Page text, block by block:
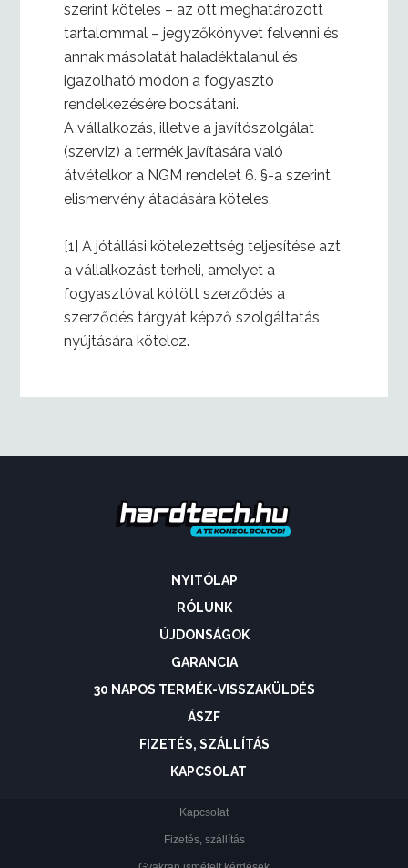
szerint köteles – az ott meghatározott
tartalommal – jegyzőkönyvet felvenni és
annak másolatát haladéktalanul és
igazolható módon a fogyasztó
rendelkezésére bocsátani.
A vállalkozás, illetve a javítószolgálat
(szerviz) a termék javítására való
átvételkor a NGM rendelet 6. §-a szerint
elismervény átadására köteles.
[1] A jótállási kötelezettség teljesítése azt
a vállalkozást terheli, amelyet a
fogyasztóval kötött szerződés a
szerződés tárgyát képző szolgáltatás
nyújtására kötelez.
NYITÓLAP
RÓLUNK
ÚJDONSÁGOK
GARANCIA
30 NAPOS TERMÉK-VISSZAKÜLDÉS
ÁSZF
FIZETÉS, SZÁLLÍTÁS
KAPCSOLAT
Kapcsolat
Fizetés, szállítás